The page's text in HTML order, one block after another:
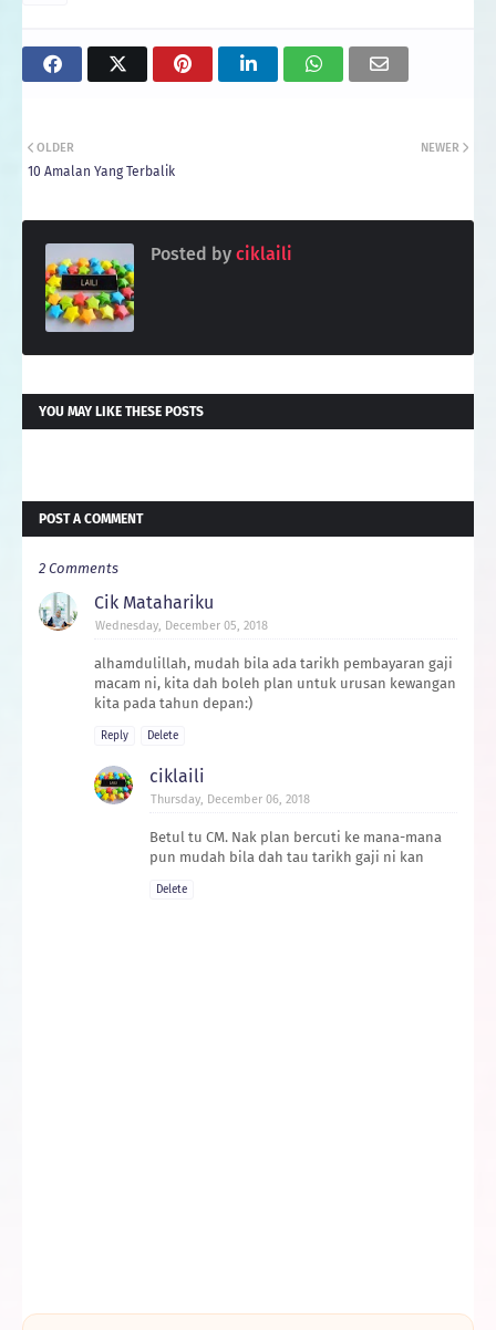
NEWER
OLDER
10 Amalan Yang Terbalik
Posted by ciklaili
YOU MAY LIKE THESE POSTS
POST A COMMENT
2 Comments
Cik Matahariku
Wednesday, December 05, 2018
alhamdulillah, mudah bila ada tarikh pembayaran gaji
macam ni, kita dah boleh plan untuk urusan kewangan
kita pada tahun depan:)
Reply Delete
ciklaili
Thursday, December 06, 2018
Betul tu CM. Nak plan bercuti ke mana-mana
pun mudah bila dah tau tarikh gaji ni kan
Delete